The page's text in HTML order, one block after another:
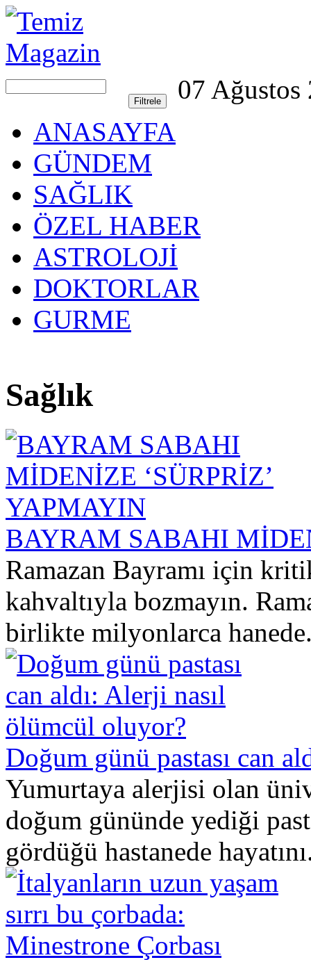
07 Ağustos
ANASAYFA
GÜNDEM
SAĞLIK
ÖZEL HABER
ASTROLOJİ
DOKTORLAR
GURME
Sağlık
BAYRAM SABAHI
Ramazan Bayramı için
kahvaltıyla bozmayın.
birlikte milyonlarca
Doğum günü pastası can
Yumurtaya alerjisi olan
doğum gününde yediği
gördüğü hastanede